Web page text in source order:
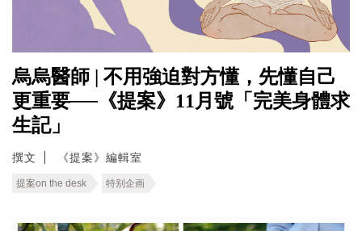
烏烏醫師 | 不用強迫對方懂，先懂自己
更重要──《提案》11月號「完美身體求
生記」
撰文 《提案》編輯室
提案on the desk 特别企画